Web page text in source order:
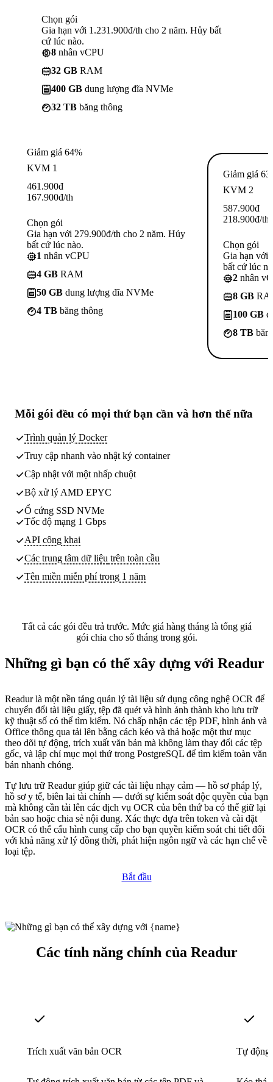
Chọn gói
Gia hạn với 1.231.900đ/th cho 2 năm. Hủy bất
cứ lúc nào.
8 nhân vCPU
32 GB RAM
400 GB dung lượng đĩa NVMe
32 TB băng thông
Giảm giá 64%
KVM 1
461.900đ
167.900đ/th
Chọn gói
Gia hạn với 279.900đ/th cho 2 năm. Hủy
bất cứ lúc nào.
1 nhân vCPU
4 GB RAM
50 GB dung lượng đĩa NVMe
4 TB băng thông
Giảm giá
KVM 2
587.900đ
218.900đ/th
Chọn gói
Gia hạn với
bất cứ lúc
2 nhân
8 GB
100 GB
8 TB
Mỗi gói đều có mọi thứ bạn cần và hơn thế nữa
Trình quản lý Docker
Truy cập nhanh vào nhật ký container
Cập nhật với một nhấp chuột
Bộ xử lý AMD EPYC
Ổ cứng SSD NVMe
Tốc độ mạng 1 Gbps
API công khai
Các trung tâm dữ liệu trên toàn cầu
Tên miền miễn phí trong 1 năm
Tất cả các gói đều trả trước. Mức giá hàng tháng là tổng giá
gói chia cho số tháng trong gói.
Những gì bạn có thể xây dựng với Readur
Readur là một nền tảng quản lý tài liệu sử dụng công nghệ OCR để
chuyển đổi tài liệu giấy, tệp đã quét và hình ảnh thành kho lưu trữ
kỹ thuật số có thể tìm kiếm. Nó chấp nhận các tệp PDF, hình ảnh và
Office thông qua tải lên bằng cách kéo và thả hoặc một thư mục
theo dõi tự động, trích xuất văn bản mà không làm thay đổi các tệp
gốc, và lập chỉ mục mọi thứ trong PostgreSQL để tìm kiếm toàn văn
bản nhanh chóng.
Tự lưu trữ Readur giúp giữ các tài liệu nhạy cảm — hồ sơ pháp lý,
hồ sơ y tế, biên lai tài chính — dưới sự kiểm soát độc quyền của bạn
mà không cần tải lên các dịch vụ OCR của bên thứ ba có thể giữ lại
bản sao hoặc chia sẻ nội dung. Xác thực dựa trên token và cài đặt
OCR có thể cấu hình cung cấp cho bạn quyền kiểm soát chi tiết đối
với khả năng xử lý đồng thời, phát hiện ngôn ngữ và các hạn chế về
loại tệp.
Bắt đầu
Các tính năng chính của Readur
Trích xuất văn bản OCR Tự động